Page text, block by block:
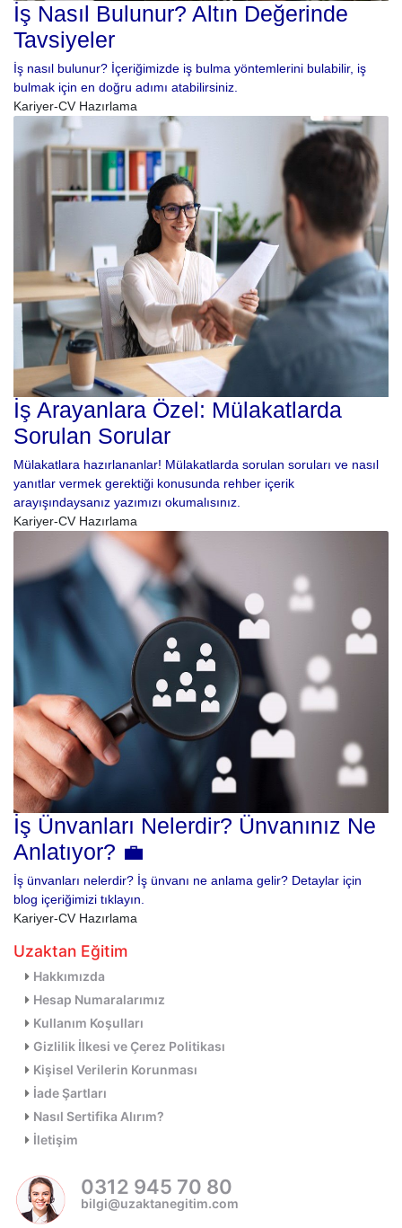
İş Nasıl Bulunur? Altın Değerinde
Tavsiyeler
İş nasıl bulunur? İçeriğimizde iş bulma yöntemlerini bulabilir, iş
bulmak için en doğru adımı atabilirsiniz.
Kariyer-CV Hazırlama
İş Arayanlara Özel: Mülakatlarda
Sorulan Sorular
Mülakatlara hazırlananlar! Mülakatlarda sorulan soruları ve nasıl
yanıtlar vermek gerektiği konusunda rehber içerik
arayışındaysanız yazımızı okumalısınız.
Kariyer-CV Hazırlama
İş Ünvanları Nelerdir? Ünvanınız Ne
Anlatıyor? 💼
İş ünvanları nelerdir? İş ünvanı ne anlama gelir? Detaylar için
blog içeriğimizi tıklayın.
Kariyer-CV Hazırlama
Uzaktan Eğitim
Hakkımızda
Hesap Numaralarımız
Kullanım Koşulları
Gizlilik İlkesi ve Çerez Politikası
Kişisel Verilerin Korunması
İade Şartları
Nasıl Sertifika Alırım?
İletişim
0312 945 70 80
bilgi@uzaktanegitim.com